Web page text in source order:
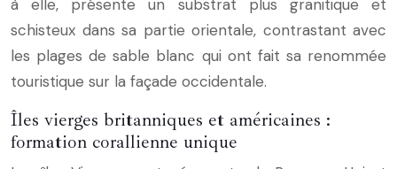
à elle, présente un substrat plus granitique et
schisteux dans sa partie orientale, contrastant avec
les plages de sable blanc qui ont fait sa renommée
touristique sur la façade occidentale.
Îles vierges britanniques et américaines :
formation corallienne unique